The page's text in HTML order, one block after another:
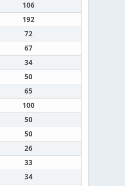
106
192
72
67
34
50
65
100
50
50
26
33
34